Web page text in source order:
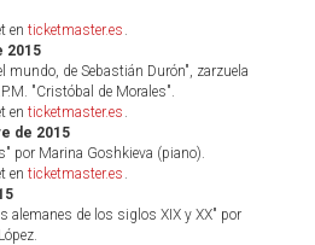
en ticketmaster.es .
2015
mundo, de Sebastián Durón", zarzuela
"Cristóbal de Morales".
en ticketmaster.es .
de 2015
por Marina Goshkieva (piano).
en ticketmaster.es .
alemanes de los siglos XIX y XX" por